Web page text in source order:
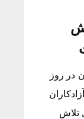
در روز
تلاش